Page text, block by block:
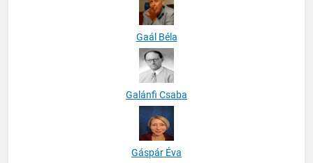
Gaál Béla
Galánfi Csaba
Gáspár Éva